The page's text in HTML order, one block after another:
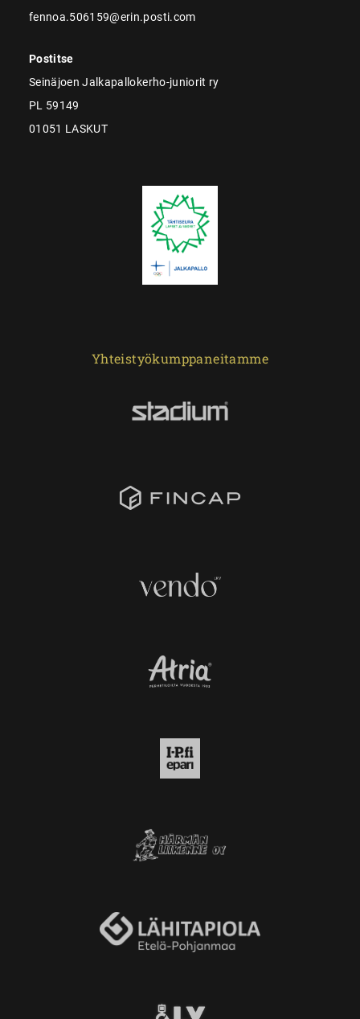
fennoa.506159@erin.posti.com
Postitse
Seinäjoen Jalkapallokerho-juniorit ry
PL 59149
01051 LASKUT
Yhteistyökumppaneitamme